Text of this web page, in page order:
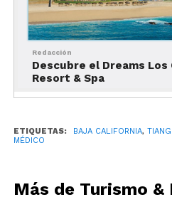
Redacción
Descubre el Dreams
Resort & Spa
ETIQUETAS: BAJA CALIFORNIA,
MÉDICO
Más de Turismo